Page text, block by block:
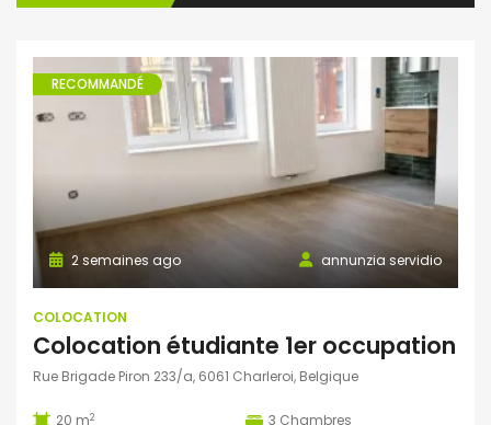
RECOMMANDÉ
annunzia servidio
2 semaines ago
COLOCATION
Colocation étudiante 1er occupation
Rue Brigade Piron 233/a, 6061 Charleroi, Belgique
20 m2 3 Chambres